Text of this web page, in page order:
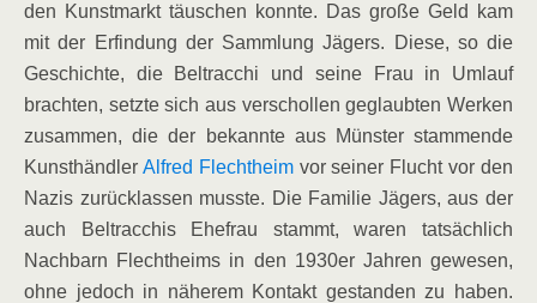
den Kunstmarkt täuschen konnte. Das große Geld kam
mit der Erfindung der Sammlung Jägers. Diese, so die
Geschichte, die Beltracchi und seine Frau in Umlauf
brachten, setzte sich aus verschollen geglaubten Werken
zusammen, die der bekannte aus Münster stammende
Kunsthändler Alfred Flechtheimvor seiner Flucht vor den
Nazis zurücklassen musste. Die Familie Jägers, aus der
auch Beltracchis Ehefrau stammt, waren tatsächlich
Nachbarn Flechtheims in den 1930er Jahren gewesen,
ohne jedoch in näherem Kontakt gestanden zu haben.